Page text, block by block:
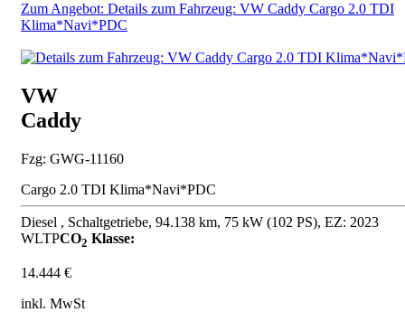
Zum Angebot: Details zum Fahrzeug: VW Caddy Cargo 2.0 TDI
Klima*Navi*PDC
VW
Caddy
Fzg: GWG-11160
Cargo 2.0 TDI Klima*Navi*PDC
Diesel , Schaltgetriebe, 94.138 km, 75 kW (102 PS), EZ: 2023
WLTPCO2 Klasse:
14.444 €
inkl. MwSt